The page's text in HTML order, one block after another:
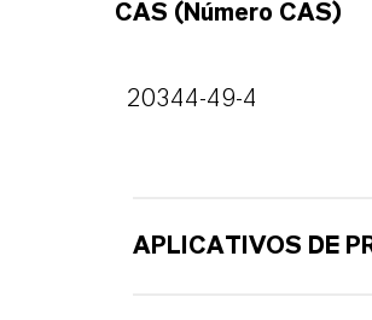
CAS (Número CAS)
20344-49-4
APLICATIVOS DE